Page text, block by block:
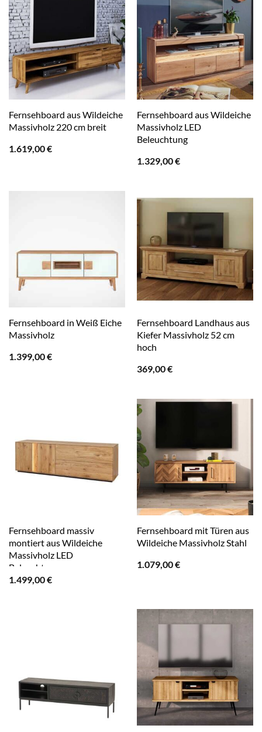
Fernsehboard aus Wildeiche
Massivholz 220 cm breit
1.619,00€
Fernsehboard aus Wildeiche
Massivholz LED
Beleuchtung
1.329,00€
Fernsehboard in Weiß Eiche
Massivholz
1.399,00€
Fernsehboard Landhaus aus
Kiefer Massivholz 52 cm
hoch
369,00€
Fernsehboard massiv
montiert aus Wildeiche
Massivholz LED
Beleuchtung
1.499,00€
Fernsehboard mit Türen aus
Wildeiche Massivholz Stahl
1.079,00€